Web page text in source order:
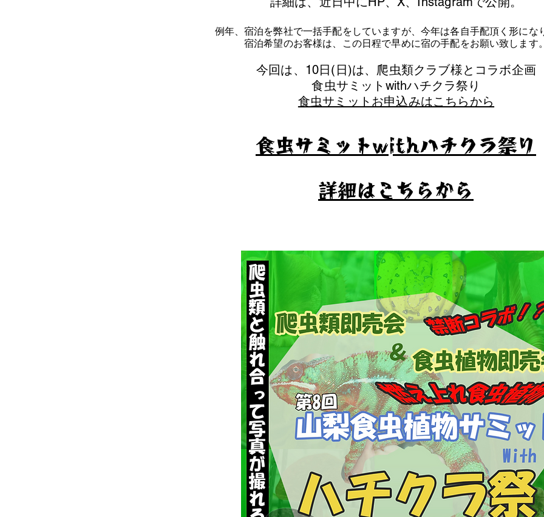
例年、宿泊を弊社で一括手配をしていますが、今年は各自手配頂く形にな
​宿泊希望のお客様は、この日程で早めに宿の手配をお願い致します。
​今回は、10日(日)は、爬虫類クラブ様とコラボ企画
​食虫サミットwithハチクラ祭り
食虫サミットお申込みはこちらから
食虫サミットwithハチクラ祭り
​詳細はこちらから